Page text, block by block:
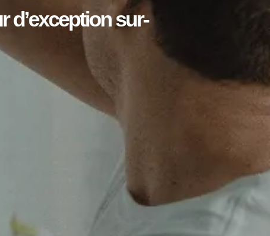
d’exception sur-